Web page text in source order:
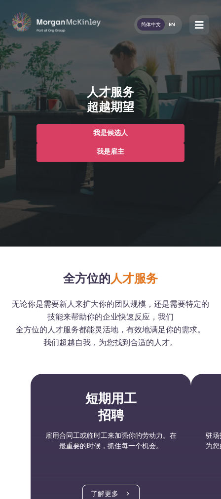
简体中文 EN
人才服务
超越期望
我是候选人
我是雇主
全方位的人才服务
无论你是需要新人来扩大你的团队规模，还是需要特定的
技能来帮助你的企业快速反应，我们
全方位的人才服务都能灵活地，有效地满足你的需求。
我们超越自我，为您找到合适的人才。
短期用工
招聘
雇用合同工或临时工来加强你的劳动力。在
最重要的时候，抓住每一个机会。
了解更多
驻
为